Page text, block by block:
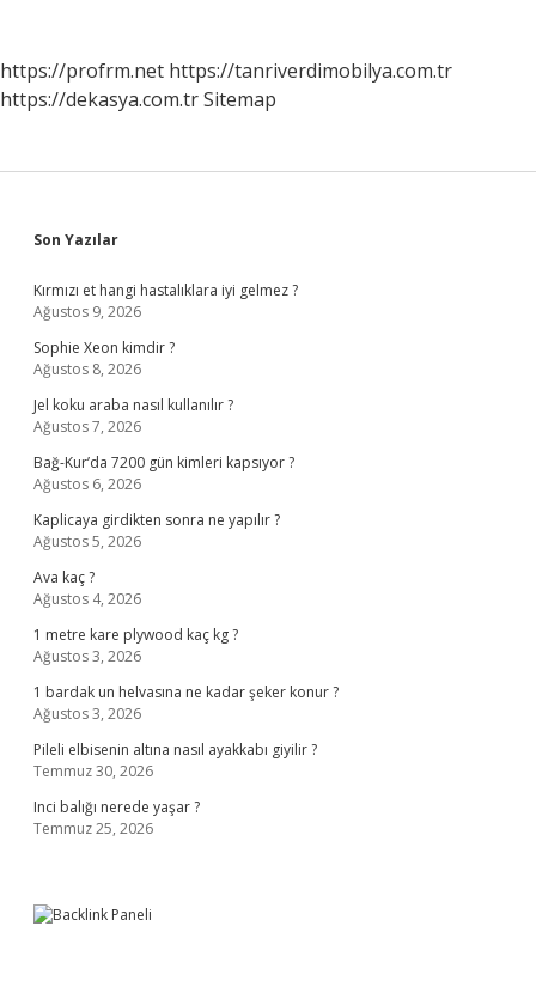
https://profrm.net https://tanriverdimobilya.com.tr
https://dekasya.com.trSitemap
Sidebar
Son Yazılar
Kırmızı et hangi hastalıklara iyi gelmez ?
Ağustos 9, 2026
Sophie Xeon kimdir ?
Ağustos 8, 2026
Jel koku araba nasıl kullanılır ?
Ağustos 7, 2026
Bağ-Kur’da 7200 gün kimleri kapsıyor ?
Ağustos 6, 2026
Kaplicaya girdikten sonra ne yapılır ?
Ağustos 5, 2026
Ava kaç ?
Ağustos 4, 2026
1 metre kare plywood kaç kg ?
Ağustos 3, 2026
1 bardak un helvasına ne kadar şeker konur ?
Ağustos 3, 2026
Pileli elbisenin altına nasıl ayakkabı giyilir ?
Temmuz 30, 2026
Inci balığı nerede yaşar ?
Temmuz 25, 2026